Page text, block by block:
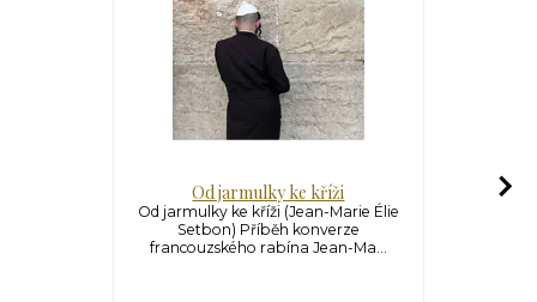
Od jarmulky ke kříži
Od jarmulky ke kříži (Jean-Marie Élie
Setbon) Příběh konverze
francouzského rabína Jean-Ma...
Než